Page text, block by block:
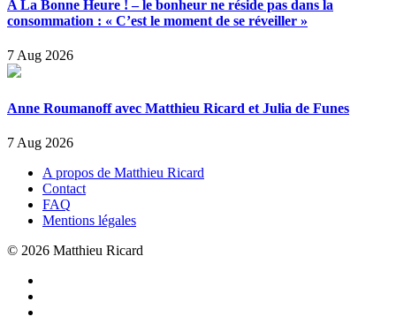
A La Bonne Heure ! – le bonheur ne réside pas dans la
consommation : « C’est le moment de se réveiller »
7 Aug 2026
Anne Roumanoff avec Matthieu Ricard et Julia de Funes
7 Aug 2026
A propos de Matthieu Ricard
Contact
FAQ
Mentions légales
© 2026 Matthieu Ricard